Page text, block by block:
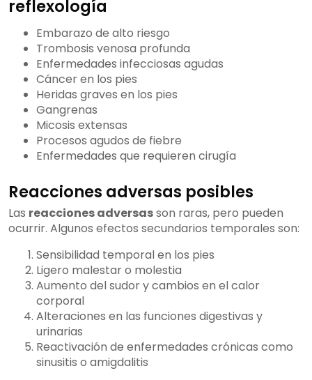
reflexología
Embarazo de alto riesgo
Trombosis venosa profunda
Enfermedades infecciosas agudas
Cáncer en los pies
Heridas graves en los pies
Gangrenas
Micosis extensas
Procesos agudos de fiebre
Enfermedades que requieren cirugía
Reacciones adversas posibles
Las reacciones adversasson raras, pero pueden
ocurrir. Algunos efectos secundarios temporales son:
Sensibilidad temporal en los pies
Ligero malestar o molestia
Aumento del sudor y cambios en el calor
corporal
Alteraciones en las funciones digestivas y
urinarias
Reactivación de enfermedades crónicas como
sinusitis o amigdalitis